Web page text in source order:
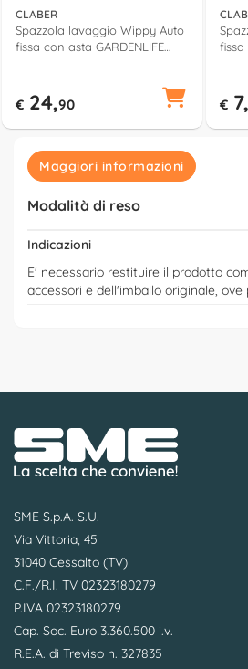
CLABER
Spazzola lavaggio Wippy Auto
fissa con asta GARDENLIFE
€ 24,90
fissa
€ 7,
Maggiori informazioni
Modalità di reso
Indicazioni
E' necessario restituire il prodotto
accessori e dell'imballo originale, ove
SME S.p.A. S.U.
Via Vittoria, 45
31040 Cessalto (TV)
C.F./R.I. TV 02323180279
P.IVA 02323180279
Cap. Soc. Euro 3.360.500 i.v.
R.E.A. di Treviso n. 327835